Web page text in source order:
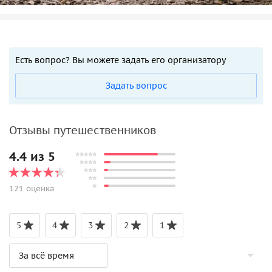
Есть вопрос? Вы можете задать его организатору
Задать вопрос
Отзывы путешественников
4.4 из 5
121 оценка
5 4 3 2 1